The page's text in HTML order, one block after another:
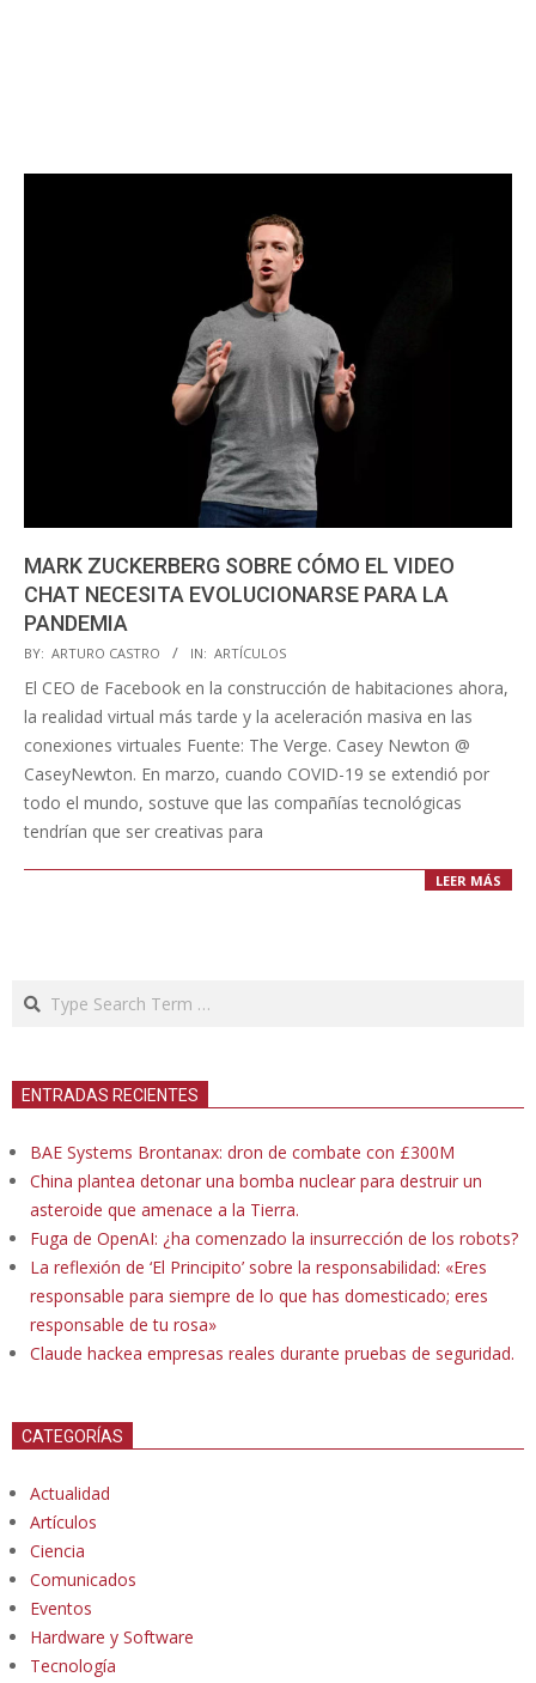
MARK ZUCKERBERG SOBRE CÓMO EL VIDEO
CHAT NECESITA EVOLUCIONARSE PARA LA
PANDEMIA
2020-
04-
24
BY: ARTURO CASTRO IN: ARTÍCULOS
El CEO de Facebook en la construcción de habitaciones ahora,
la realidad virtual más tarde y la aceleración masiva en las
conexiones virtuales Fuente: The Verge. Casey Newton @
CaseyNewton. En marzo, cuando COVID-19 se extendió por
todo el mundo, sostuve que las compañías tecnológicas
tendrían que ser creativas para
LEER MÁS
Search
ENTRADAS RECIENTES
BAE Systems Brontanax: dron de combate con £300M
China plantea detonar una bomba nuclear para destruir un
asteroide que amenace a la Tierra.
Fuga de OpenAI: ¿ha comenzado la insurrección de los robots?
La reflexión de ‘El Principito’ sobre la responsabilidad: «Eres
responsable para siempre de lo que has domesticado; eres
responsable de tu rosa»
Claude hackea empresas reales durante pruebas de seguridad.
CATEGORÍAS
Actualidad
Artículos
Ciencia
Comunicados
Eventos
Hardware y Software
Tecnología